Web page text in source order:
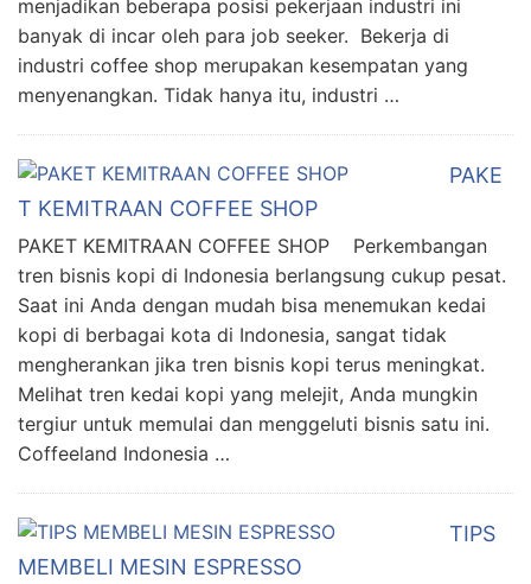
menjadikan beberapa posisi pekerjaan industri ini
banyak di incar oleh para job seeker. Bekerja di
industri coffee shop merupakan kesempatan yang
menyenangkan. Tidak hanya itu, industri …
PAKE
T KEMITRAAN COFFEE SHOP
PAKET KEMITRAAN COFFEE SHOP Perkembangan
tren bisnis kopi di Indonesia berlangsung cukup pesat.
Saat ini Anda dengan mudah bisa menemukan kedai
kopi di berbagai kota di Indonesia, sangat tidak
mengherankan jika tren bisnis kopi terus meningkat.
Melihat tren kedai kopi yang melejit, Anda mungkin
tergiur untuk memulai dan menggeluti bisnis satu ini.
Coffeeland Indonesia …
TIPS
MEMBELI MESIN ESPRESSO